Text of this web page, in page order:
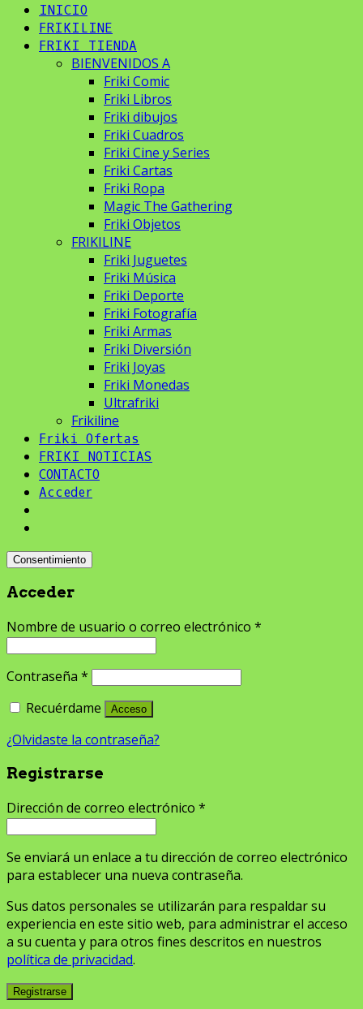
INICIO
FRIKILINE
FRIKI TIENDA
BIENVENIDOS A
Friki Comic
Friki Libros
Friki dibujos
Friki Cuadros
Friki Cine y Series
Friki Cartas
Friki Ropa
Magic The Gathering
Friki Objetos
FRIKILINE
Friki Juguetes
Friki Música
Friki Deporte
Friki Fotografía
Friki Armas
Friki Diversión
Friki Joyas
Friki Monedas
Ultrafriki
Frikiline
Friki Ofertas
FRIKI NOTICIAS
CONTACTO
Acceder
Consentimiento
Acceder
Nombre de usuario o correo electrónico *
Contraseña *
Recuérdame
Acceso
¿Olvidaste la contraseña?
Registrarse
Dirección de correo electrónico *
Se enviará un enlace a tu dirección de correo electrónico
para establecer una nueva contraseña.
Sus datos personales se utilizarán para respaldar su
experiencia en este sitio web, para administrar el acceso
a su cuenta y para otros fines descritos en nuestros
política de privacidad.
Registrarse